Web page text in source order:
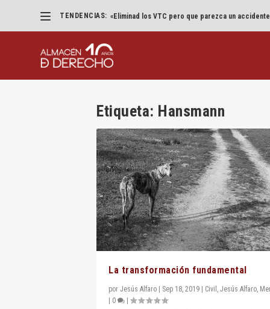
TENDENCIAS: «Eliminad los VTC pero que parezca un
Etiqueta: Hansmann
La transformación fundamental
por Jesús Alfaro Sep 18, 2019 Civil , Jesús Alfaro,
0